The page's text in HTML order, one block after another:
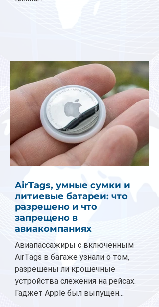
AirTags, умные сумки и
литиевые батареи: что
разрешено и что
запрещено в
авиакомпаниях
Авиапассажиры с включенным
AirTags в багаже узнали о том,
разрешены ли крошечные
устройства слежения на рейсах.
Гаджет Apple был выпущен...